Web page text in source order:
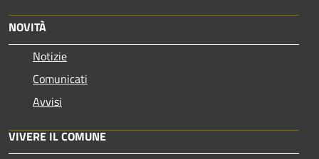
NOVITÀ
Notizie
Comunicati
Avvisi
VIVERE IL COMUNE